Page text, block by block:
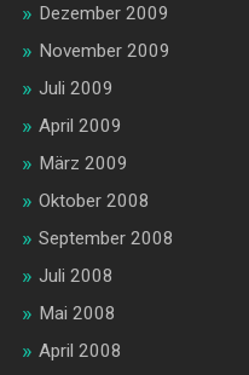
Dezember 2009
November 2009
Juli 2009
April 2009
März 2009
Oktober 2008
September 2008
Juli 2008
Mai 2008
April 2008